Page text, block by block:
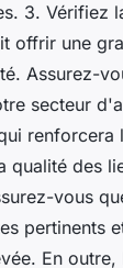
3. Vérifiez
offrir une
Assurez-
secteur
qualité des
vous
pertinents
En